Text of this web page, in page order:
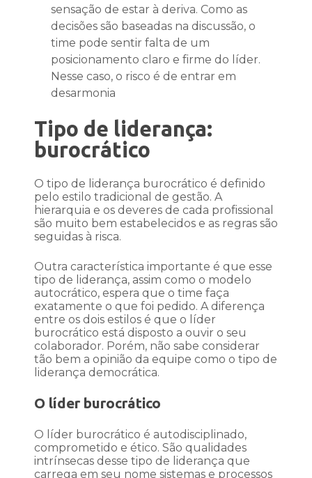
sensação de estar à deriva. Como as
decisões são baseadas na discussão, o
time pode sentir falta de um
posicionamento claro e firme do líder.
Nesse caso, o risco é de entrar em
desarmonia
Tipo de liderança:
burocrático
O tipo de liderança burocrático é definido
pelo estilo tradicional de gestão. A
hierarquia e os deveres de cada profissional
são muito bem estabelecidos e as regras são
seguidas à risca.
Outra característica importante é que esse
tipo de liderança, assim como o modelo
autocrático, espera que o time faça
exatamente o que foi pedido. A diferença
entre os dois estilos é que o líder
burocrático está disposto a ouvir o seu
colaborador. Porém, não sabe considerar
tão bem a opinião da equipe como o tipo de
liderança democrática.
O líder burocrático
O líder burocrático é autodisciplinado,
comprometido e ético. São qualidades
intrínsecas desse tipo de liderança que
carrega em seu nome sistemas e processos